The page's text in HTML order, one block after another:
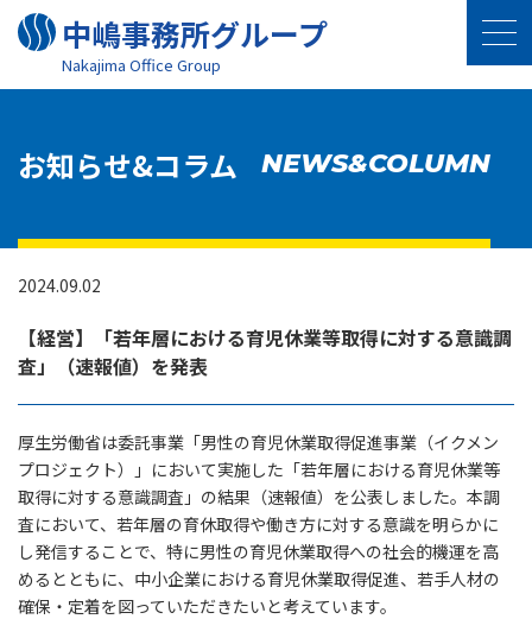
中嶋事務所グループ
Nakajima Oﬃce Group
お知らせ&コラム NEWS&COLUMN
2024.09.02
【経営】「若年層における育児休業等取得に対する意識調
査」（速報値）を発表
厚生労働省は委託事業「男性の育児休業取得促進事業（イクメン
プロジェクト）」において実施した「若年層における育児休業等
取得に対する意識調査」の結果（速報値）を公表しました。本調
査において、若年層の育休取得や働き方に対する意識を明らかに
し発信することで、特に男性の育児休業取得への社会的機運を高
めるとともに、中小企業における育児休業取得促進、若手人材の
確保・定着を図っていただきたいと考えています。